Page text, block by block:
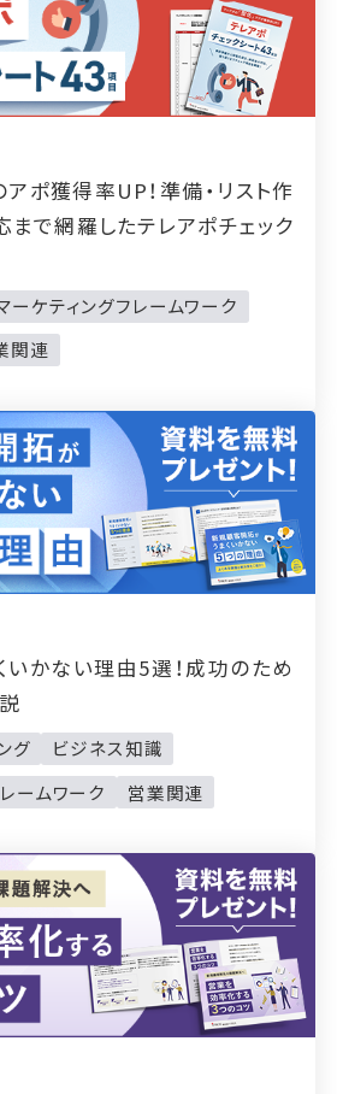
ポ獲得率UP！準備・リスト作
で網羅したテレアポチェック
ーケティングフレームワーク
関連
かない理由5選！成功のため
グ
ビジネス知識
ームワーク
営業関連